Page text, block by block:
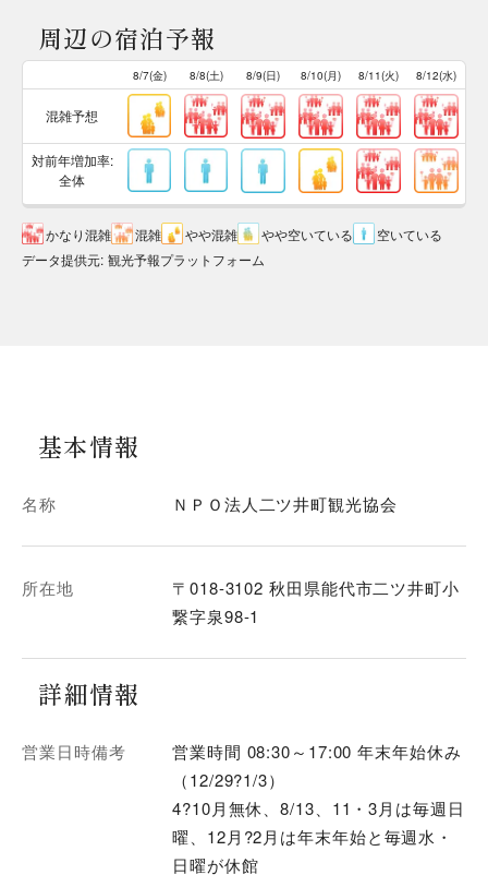
周辺の宿泊予報
8/7(金) 8/8(土) 8/9(日) 8/10(月) 8/11(火) 8/12(水)
混雑予想
対前年増加率:
全体
かなり混雑 混雑 やや混雑 やや空いている
空いている
データ提供元: 観光予報プラットフォーム
基本情報
名称 ＮＰＯ法人二ツ井町観光協会
所在地
〒018-3102 秋田県能代市二ツ井町小
繋字泉98-1
詳細情報
営業日時備考
営業時間 08:30～17:00 年末年始休み
（12/29?1/3）
4?10月無休、8/13、11・3月は毎週日
曜、12月?2月は年末年始と毎週水・
日曜が休館